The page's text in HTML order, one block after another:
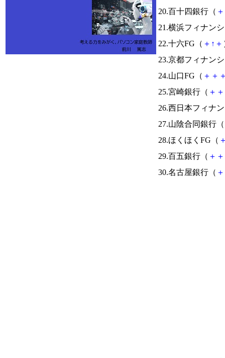
20.百十四銀行（ ＋
21.横浜フィナン
22.十六FG（ ＋ ↑ ＋
23.京都フィナン
24.山口FG（ ＋ ＋
25.宮崎銀行（ ＋ ＋
26.西日本フィナ
27.山陰合同銀行（
28.ほくほくFG（
29.百五銀行（ ＋ ＋
30.名古屋銀行（ ＋